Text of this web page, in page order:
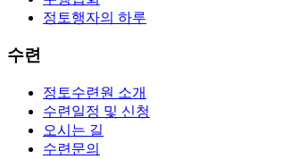
정토행자의 하루
수련
정토수련원 소개
수련일정 및 신청
오시는 길
수련문의